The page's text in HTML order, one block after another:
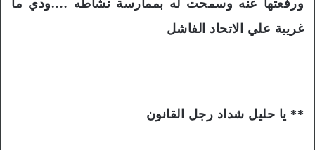
ورفعتها عنه وسمحت له بممارسة نشاطه ….ودي ما
غريبة علي الاتحاد الفاشل
** يا حليل شداد رجل القانون